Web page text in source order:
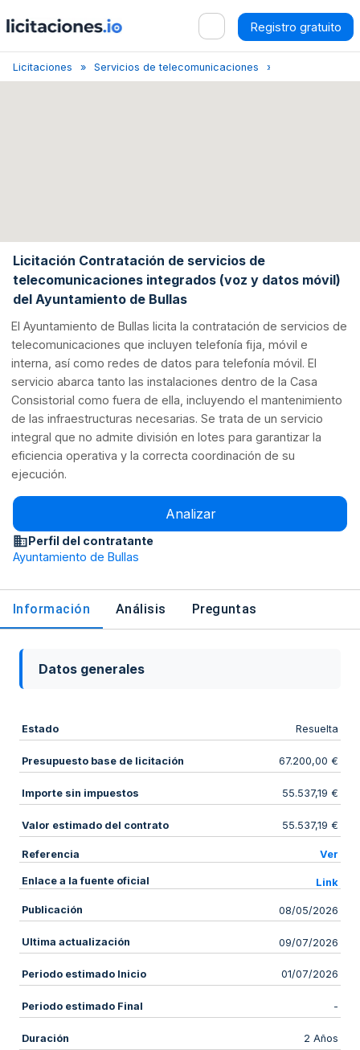
Registro gratuito
Licitaciones Servicios de telecomunicaciones
Licitación Contratación de servicios de
telecomunicaciones integrados (voz y datos móvil)
del Ayuntamiento de Bullas
El Ayuntamiento de Bullas licita la contratación de servicios de
telecomunicaciones que incluyen telefonía fija, móvil e
interna, así como redes de datos para telefonía móvil. El
servicio abarca tanto las instalaciones dentro de la Casa
Consistorial como fuera de ella, incluyendo el mantenimiento
de las infraestructuras necesarias. Se trata de un servicio
integral que no admite división en lotes para garantizar la
eficiencia operativa y la correcta coordinación de su
ejecución.
Analizar
Perfil del contratante
Ayuntamiento de Bullas
Información Análisis Preguntas
Datos generales
Estado Resuelta
Presupuesto base de licitación 67.200,00 €
Importe sin impuestos 55.537,19 €
Valor estimado del contrato 55.537,19 €
Referencia Ver
Enlace a la fuente oficial Link
Publicación 08/05/2026
Ultima actualización 09/07/2026
Periodo estimado Inicio 01/07/2026
Periodo estimado Final -
Duración 2 Años